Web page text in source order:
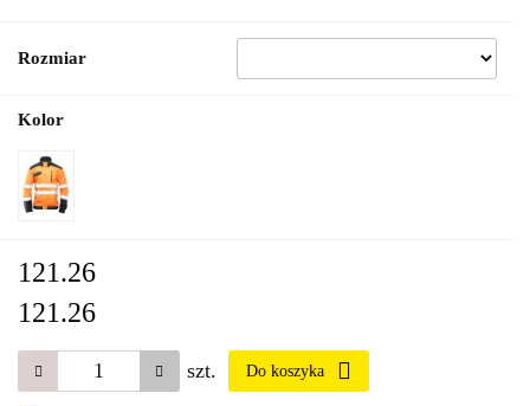
Rozmiar
Kolor
121.26
121.26
szt. Do koszyka